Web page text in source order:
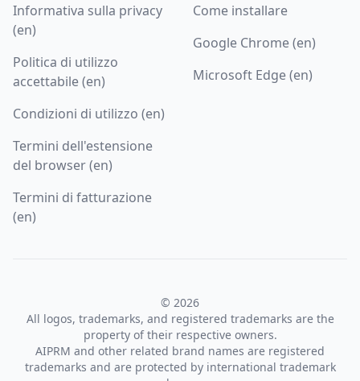
Informativa sulla privacy
(en)
Politica di utilizzo
accettabile (en)
Condizioni di utilizzo (en)
Termini dell'estensione
del browser (en)
Termini di fatturazione
(en)
Come installare
Google Chrome (en)
Microsoft Edge (en)
© 2026
All logos, trademarks, and registered trademarks are the
property of their respective owners.
AIPRM and other related brand names are registered
trademarks and are protected by international trademark